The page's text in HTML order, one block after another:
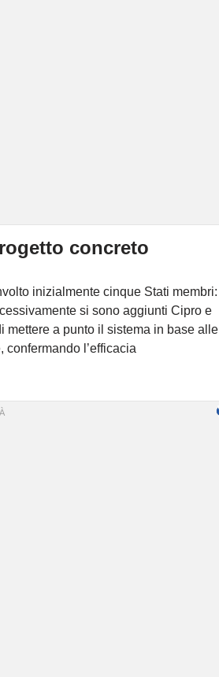
concreto
inizialmente cinque Stati membri:
si sono aggiunti Cipro e
mettere a punto il sistema in base alle
l’efficacia